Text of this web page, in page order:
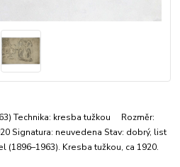
Technika: kresba tužkou Rozměr:
Signatura: neuvedena Stav: dobrý, list
(1896–1963). Kresba tužkou, ca 1920.